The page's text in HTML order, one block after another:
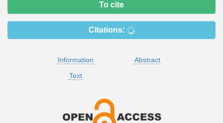
To cite
Citations:
Information
Abstract
Text